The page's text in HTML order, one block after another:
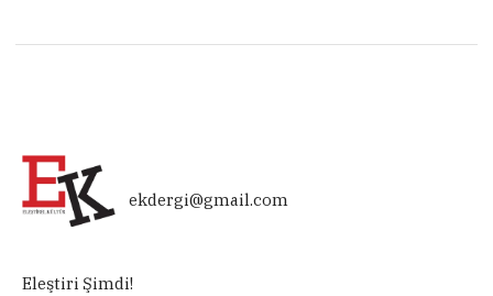
ekdergi@gmail.com
Eleştiri Şimdi!